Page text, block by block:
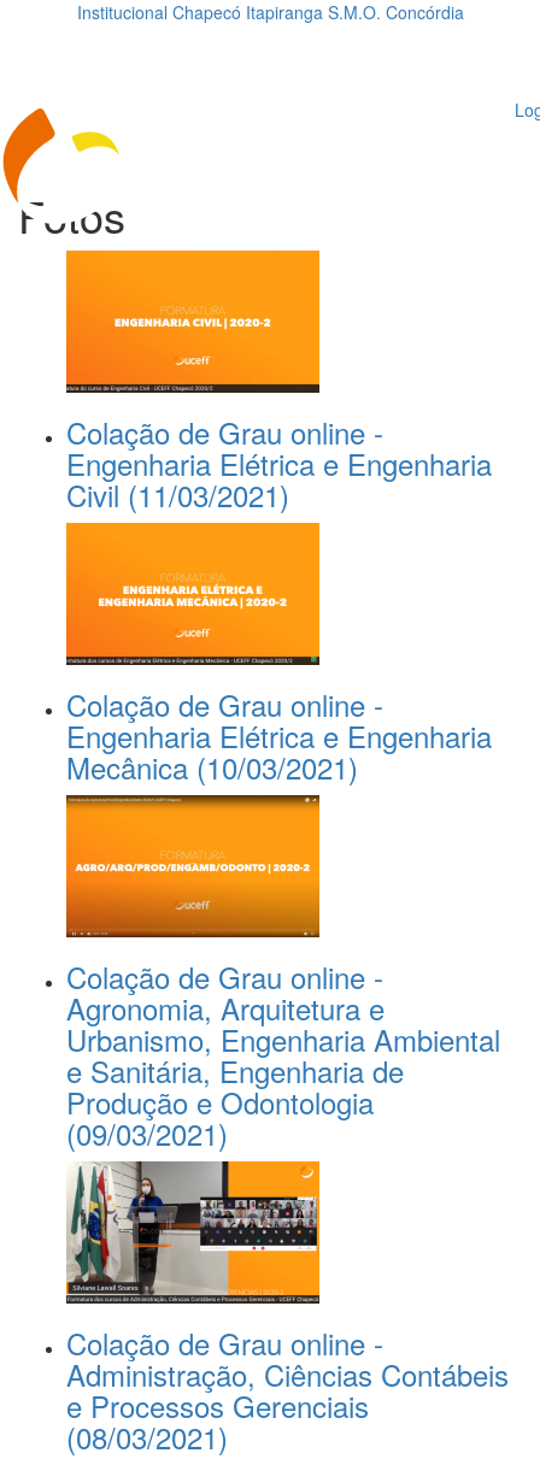
Institucional Chapecó Itapiranga S.M.O. Concórdia
Fotos
Colação de Grau online -
Engenharia Elétrica e Engenharia
Civil (11/03/2021)
Colação de Grau online -
Engenharia Elétrica e Engenharia
Mecânica (10/03/2021)
Colação de Grau online -
Agronomia, Arquitetura e
Urbanismo, Engenharia Ambiental
e Sanitária, Engenharia de
Produção e Odontologia
(09/03/2021)
Colação de Grau online -
Administração, Ciências Contábeis
e Processos Gerenciais
(08/03/2021)